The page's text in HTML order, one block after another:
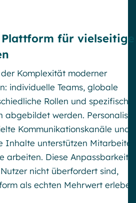
für vielseitige
Komplexität moderner
individuelle Teams, globale
Rollen und spezifische
abgebildet werden.
Kommunikationskanäle und
Inhalte unterstützen
arbeiten. Diese Anpassbarkeit
nicht überfordert sind,
als echten Mehrwert